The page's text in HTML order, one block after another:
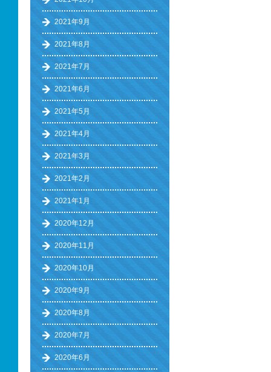
2021年9月
2021年8月
2021年7月
2021年6月
2021年5月
2021年4月
2021年3月
2021年2月
2021年1月
2020年12月
2020年11月
2020年10月
2020年9月
2020年8月
2020年7月
2020年6月